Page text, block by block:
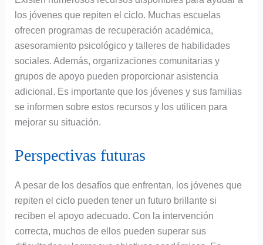
los jóvenes que repiten el ciclo. Muchas escuelas
ofrecen programas de recuperación académica,
asesoramiento psicológico y talleres de habilidades
sociales. Además, organizaciones comunitarias y
grupos de apoyo pueden proporcionar asistencia
adicional. Es importante que los jóvenes y sus familias
se informen sobre estos recursos y los utilicen para
mejorar su situación.
Perspectivas futuras
A pesar de los desafíos que enfrentan, los jóvenes que
repiten el ciclo pueden tener un futuro brillante si
reciben el apoyo adecuado. Con la intervención
correcta, muchos de ellos pueden superar sus